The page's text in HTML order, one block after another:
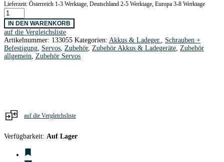
Lieferzeit: Österreich 1-3 Werktage, Deutschland 2-5 Werktage, Europa 3-8 Werktage
Klettband
300
x
20
mm
farbig
mit
IN DEN WARENKORB
auf die Vergleichsliste
Artikelnummer: 133055 Kategorien: Akkus & Ladeger.
Schrauben +
Befestigung Servos Zubehör, Zubehör Akkus & Ladegeräte Zubehör
allgemein
Zubehör Servos
auf die Vergleichsliste
Verfügbarkeit: Auf Lager